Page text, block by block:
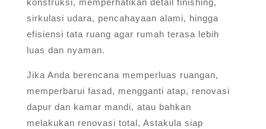
sirkulasi udara, pencahayaan alami, hingga
efisiensi tata ruang agar rumah terasa lebih
luas dan nyaman.
Jika Anda berencana memperluas ruangan,
memperbarui fasad, mengganti atap, renovasi
dapur dan kamar mandi, atau bahkan
melakukan renovasi total, Astakula siap